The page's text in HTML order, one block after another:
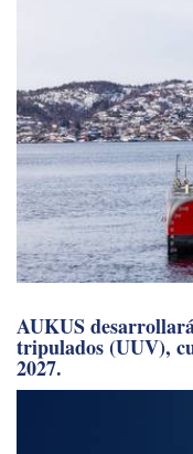
individuales hasta
AUKUS